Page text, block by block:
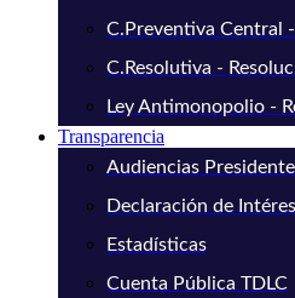
C.Preventiva Central
C.Resolutiva -
Ley Antimonopolio -
Transparencia
Audiencias Presidente
Declaración de
Estadísticas
Cuenta Pública TDLC